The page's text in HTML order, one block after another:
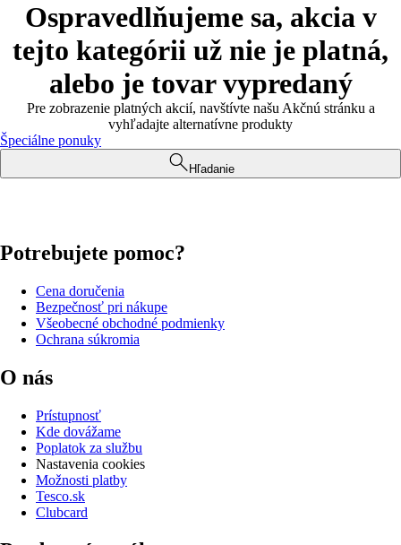
Ospravedlňujeme sa, akcia v
tejto kategórii už nie je platná,
alebo je tovar vypredaný
Pre zobrazenie platných akcií, navštívte našu Akčnú stránku a
vyhľadajte alternatívne produkty
Špeciálne ponuky
Hľadanie
Potrebujete pomoc?
Cena doručenia
Bezpečnosť pri nákupe
Všeobecné obchodné podmienky
Ochrana súkromia
O nás
Prístupnosť
Kde dovážame
Poplatok za službu
Nastavenia cookies
Možnosti platby
Tesco.sk
Clubcard